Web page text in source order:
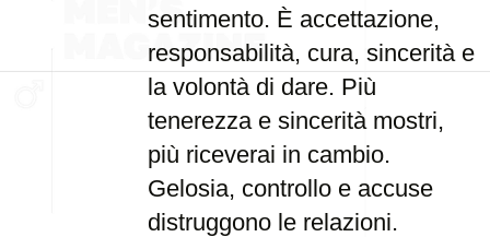
sentimento. È accettazione,
responsabilità, cura, sincerità e
la volontà di dare. Più
tenerezza e sincerità mostri,
più riceverai in cambio.
Gelosia, controllo e accuse
distruggono le relazioni.